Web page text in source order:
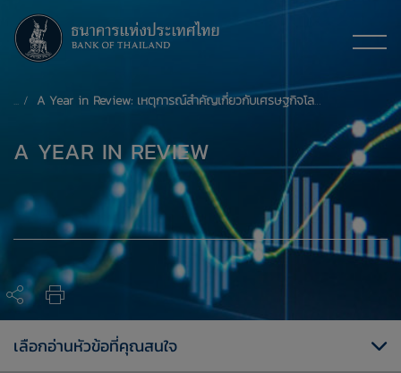
A Year in Review: เหตุการณ์สำคัญเกี่ยวกับเศรษฐกิจโลกและไทย ปี 2567
A YEAR IN REVIEW
เลือกอ่านหัวข้อที่คุณสนใจ